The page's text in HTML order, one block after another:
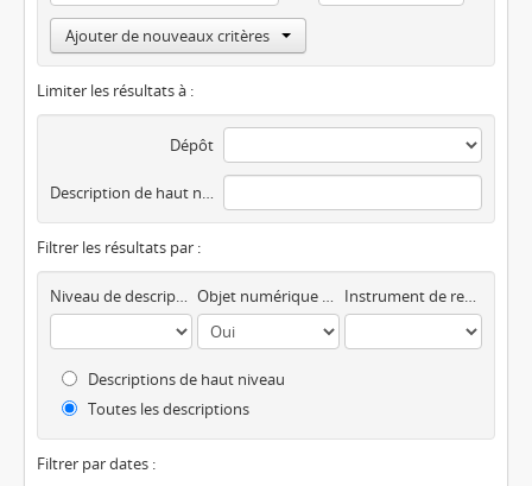
Ajouter de nouveaux critères
Limiter les résultats à :
Dépôt
Description de haut niveau
Filtrer les résultats par :
Niveau de description Objet numérique disponible Instrument de recherche
Descriptions de haut niveau
Toutes les descriptions
Filtrer par dates :